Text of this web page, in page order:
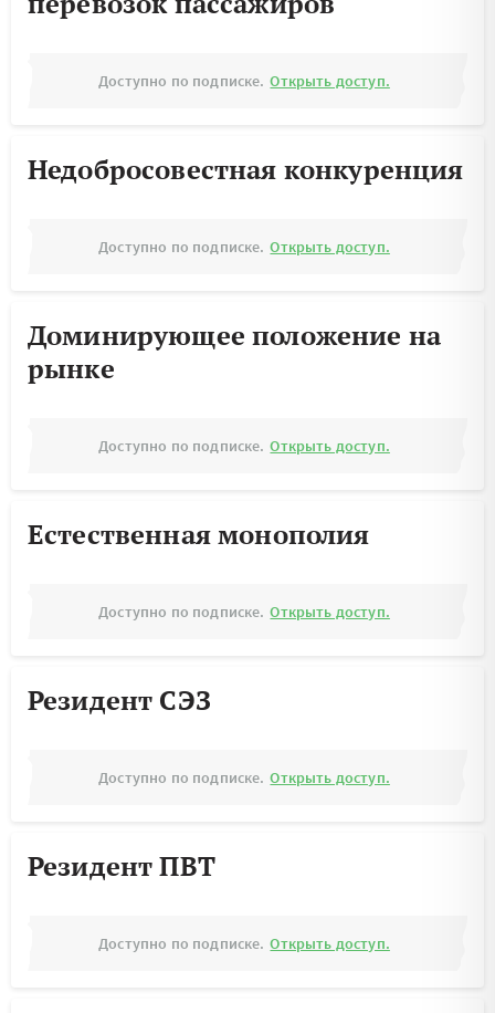
Доступно по подписке. Открыть доступ.
Недобросовестная конкуренция
Доступно по подписке. Открыть доступ.
Доминирующее положение на
рынке
Доступно по подписке. Открыть доступ.
Естественная монополия
Доступно по подписке. Открыть доступ.
Резидент СЭЗ
Доступно по подписке. Открыть доступ.
Резидент ПВТ
Доступно по подписке. Открыть доступ.